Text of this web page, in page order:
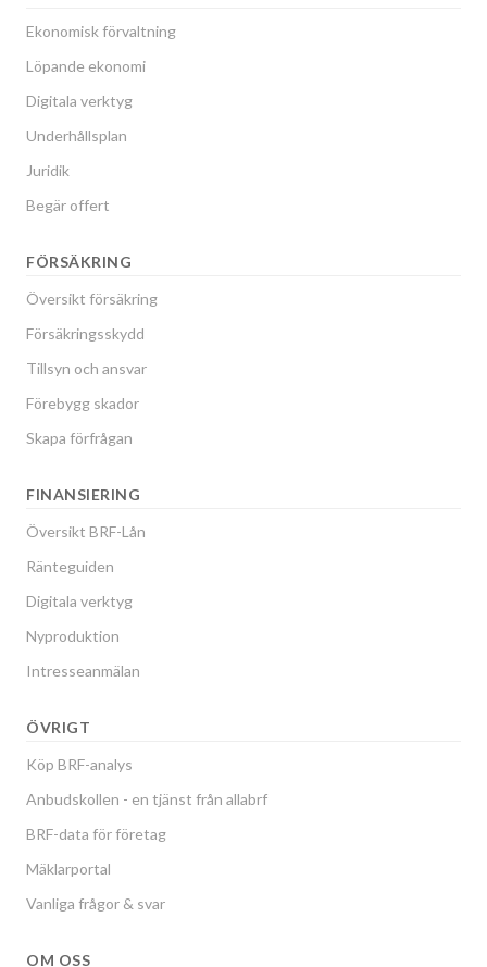
Ekonomisk förvaltning
Löpande ekonomi
Digitala verktyg
Underhållsplan
Juridik
Begär offert
FÖRSÄKRING
Översikt försäkring
Försäkringsskydd
Tillsyn och ansvar
Förebygg skador
Skapa förfrågan
FINANSIERING
Översikt BRF-Lån
Ränteguiden
Digitala verktyg
Nyproduktion
Intresseanmälan
ÖVRIGT
Köp BRF-analys
Anbudskollen - en tjänst från allabrf
BRF-data för företag
Mäklarportal
Vanliga frågor & svar
OM OSS